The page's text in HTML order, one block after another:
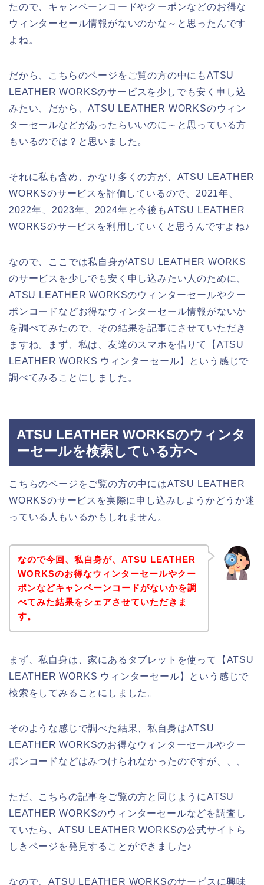
たので、キャンペーンコードやクーポンなどのお得な
ウィンターセール情報がないのかな～と思ったんです
よね。
だから、こちらのページをご覧の方の中にもATSU
LEATHER WORKSのサービスを少しでも安く申し込
みたい、だから、ATSU LEATHER WORKSのウィン
ターセールなどがあったらいいのに～と思っている方
もいるのでは？と思いました。
それに私も含め、かなり多くの方が、ATSU LEATHER
WORKSのサービスを評価しているので、2021年、
2022年、2023年、2024年と今後もATSU LEATHER
WORKSのサービスを利用していくと思うんですよね♪
なので、ここでは私自身がATSU LEATHER WORKS
のサービスを少しでも安く申し込みたい人のために、
ATSU LEATHER WORKSのウィンターセールやクー
ポンコードなどお得なウィンターセール情報がないか
を調べてみたので、その結果を記事にさせていただき
ますね。まず、私は、友達のスマホを借りて【ATSU
LEATHER WORKS ウィンターセール】という感じで
調べてみることにしました。
ATSU LEATHER WORKSのウィンタ
ーセールを検索している方へ
こちらのページをご覧の方の中にはATSU LEATHER
WORKSのサービスを実際に申し込みしようかどうか迷
っている人もいるかもしれません。
なので今回、私自身が、ATSU LEATHER
WORKSのお得なウィンターセールやクー
ポンなどキャンペーンコードがないかを調
べてみた結果をシェアさせていただきま
す。
まず、私自身は、家にあるタブレットを使って【ATSU
LEATHER WORKS ウィンターセール】という感じで
検索をしてみることにしました。
そのような感じで調べた結果、私自身はATSU
LEATHER WORKSのお得なウィンターセールやクー
ポンコードなどはみつけられなかったのですが、、、
ただ、こちらの記事をご覧の方と同じようにATSU
LEATHER WORKSのウィンターセールなどを調査し
ていたら、ATSU LEATHER WORKSの公式サイトら
しきページを発見することができました♪
なので、ATSU LEATHER WORKSのサービスに興味